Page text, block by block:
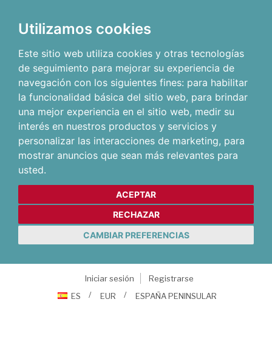
Utilizamos cookies
Este sitio web utiliza cookies y otras tecnologías
de seguimiento para mejorar su experiencia de
navegación con los siguientes fines: para habilitar
la funcionalidad básica del sitio web, para brindar
una mejor experiencia en el sitio web, medir su
interés en nuestros productos y servicios y
personalizar las interacciones de marketing, para
mostrar anuncios que sean más relevantes para
usted.
ACEPTAR
RECHAZAR
CAMBIAR PREFERENCIAS
Iniciar sesión
Registrarse
ES
EUR ESPAÑA PENINSULAR